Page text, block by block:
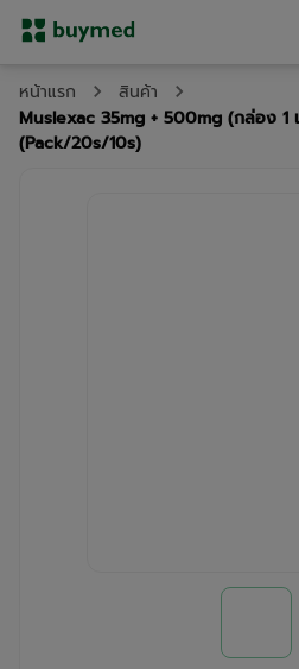
หน้าแรก
สินค้า
Muslexac 35mg + 500mg (กล่อง 1
(Pack/20s/10s)